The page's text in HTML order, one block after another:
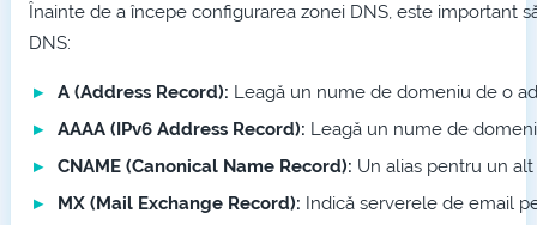
Înainte de a începe configurarea zonei DNS, este important
DNS:
A (Address Record): Leagă un nume de domeniu de o
AAAA (IPv6 Address Record): Leagă un nume de
CNAME (Canonical Name Record): Un alias pentru un
MX (Mail Exchange Record): Indică serverele de email